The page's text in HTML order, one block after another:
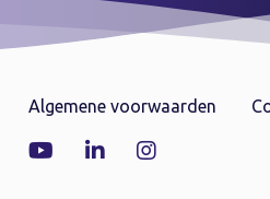
Algemene voorwaarden
Volg
Volg
Volg